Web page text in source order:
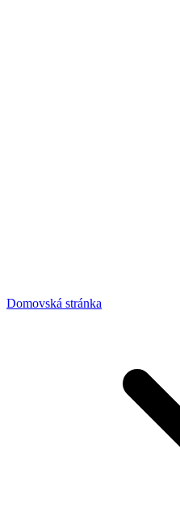
Domovská stránka